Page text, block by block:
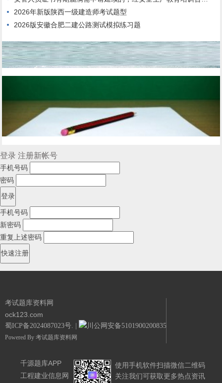
2026年新版陕西一级建造师考试题型
2026版安徽合肥二建公路测试模拟练习题
登录 注册新帐号
手机号码
密码
手机号码
新密码
重复上述密码
考试题库资料网
ock123.com
蜀ICP备2024087023号. 川公网安备51019002008351号.
Powered By 考试题库资料网
千源题库APP
工程建业信息网
使用手机软件扫描微信二维码
关注我们可获取更多热点资讯